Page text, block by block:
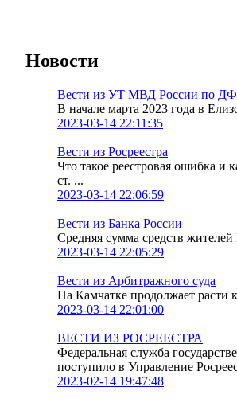
Новости
Вести из УТ МВД России по
В начале марта 2023 года в
2023-03-14 22:11:35
Вести из Росреестра
Что такое реестровая ошибка и
ст. ...
2023-03-14 22:06:59
Вести из Банка России
Средняя сумма средств жителей
2023-03-14 22:05:29
Вести из Арбитражного суда
На Камчатке продолжает расти
2023-03-14 22:01:00
ВЕСТИ ИЗ РОСРЕЕСТРА
Федеральная служба
поступило в Управление
2023-02-14 19:47:48